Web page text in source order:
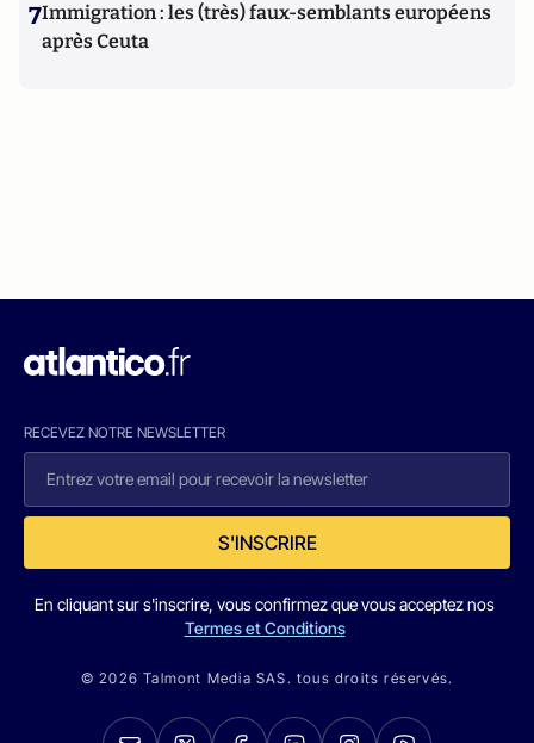
7Immigration : les (très) faux-semblants européens
après Ceuta
RECEVEZ NOTRE NEWSLETTER
S'INSCRIRE
En cliquant sur s'inscrire, vous confirmez que vous acceptez nos
Termes et Conditions
© 2026 Talmont Media SAS. tous droits réservés.